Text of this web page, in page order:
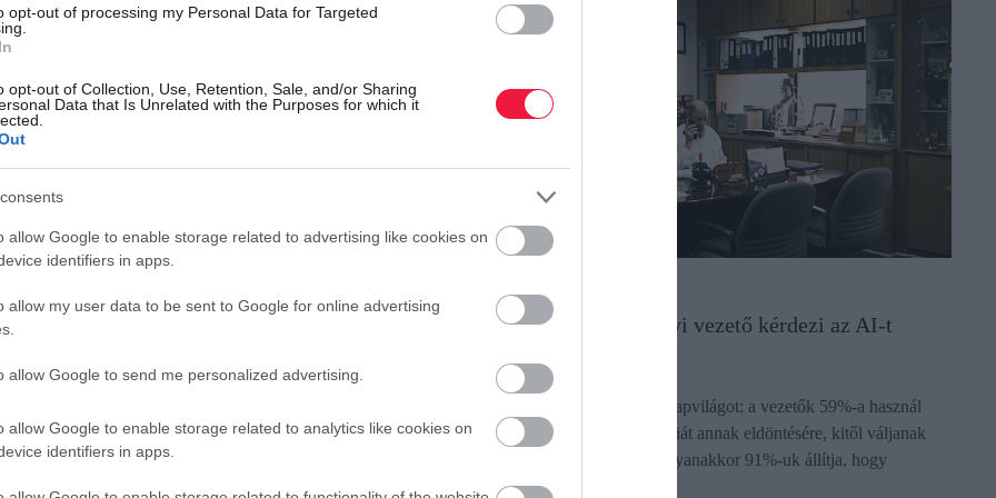
opt-out of processing my Personal Data for Targeted
opt-out of Collection, Use, Retention, Sale, and/or Sharing
Data that Is Unrelated with the Purposes for which it
allow Google to enable storage related to advertising like cookies on
identifiers in apps.
allow my user data to be sent to Google for online advertising
allow Google to send me personalized advertising.
allow Google to enable storage related to analytics like cookies on
identifiers in apps.
indították meg Nándorfehérvár ostromát, amit Hunyadi
a török ágyúkat, majd azokkal lőtték az ellenséges tábort,
kapcsolatban: a Hunyadi záróepizódja még
vetítik újra a Cinema City hálózat mozitermeiben. Az
meg.
sorozat befejezését
Sokkoló, hogy mennyi vezető kérdezi az AI-t
Döbbenetes adatok láttak napvilágot: a vezetők 59%-a használ
már mesterséges intelligenciát annak eldöntésére, kitől váljanak
meg egy leépítés során. Ugyanakkor 91%-uk állítja, hogy
felülbírálná a…